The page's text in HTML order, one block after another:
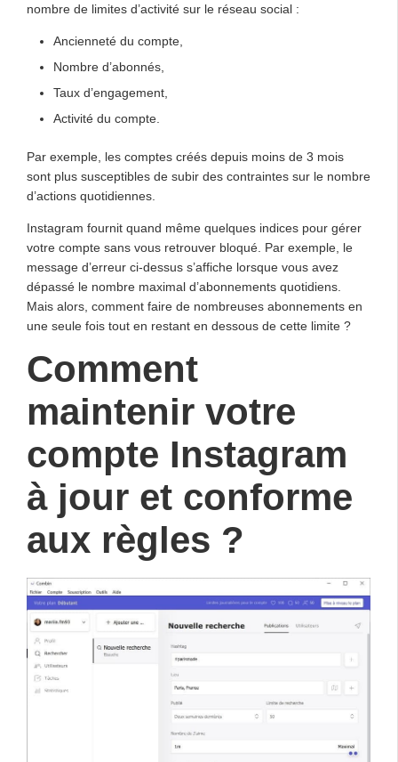
nombre de limites d’activité sur le réseau social :
Ancienneté du compte,
Nombre d’abonnés,
Taux d’engagement,
Activité du compte.
Par exemple, les comptes créés depuis moins de 3 mois
sont plus susceptibles de subir des contraintes sur le nombre
d’actions quotidiennes.
Instagram fournit quand même quelques indices pour gérer
votre compte sans vous retrouver bloqué. Par exemple, le
message d’erreur ci-dessus s’affiche lorsque vous avez
dépassé le nombre maximal d’abonnements quotidiens.
Mais alors, comment faire de nombreuses abonnements en
une seule fois tout en restant en dessous de cette limite ?
Comment
maintenir votre
compte Instagram
à jour et conforme
aux règles ?